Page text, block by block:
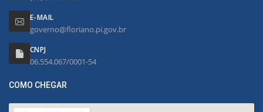
E-MAIL
governo@floriano.pi.gov.br
CNPJ
06.554.067/0001-54
COMO CHEGAR